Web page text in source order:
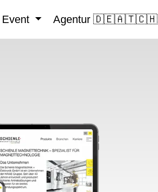
Event Agentur 🇩🇪🇦🇹🇨🇭